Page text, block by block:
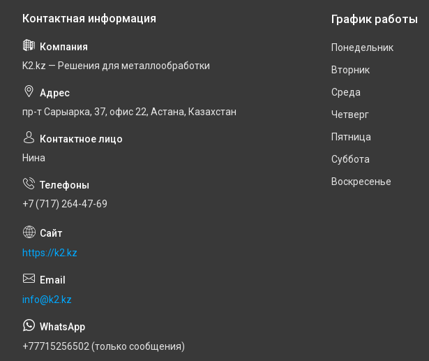
K2.kz — Решения для металлообработки
пр-т Сарыарка, 37, офис 22, Астана, Казахстан
Нина
+7 (717) 264-47-69
https://k2.kz
info@k2.kz
+77715256502 (только сообщения)
График работы
Понедельник
Вторник
Среда
Четверг
Пятница
Суббота
Воскресенье